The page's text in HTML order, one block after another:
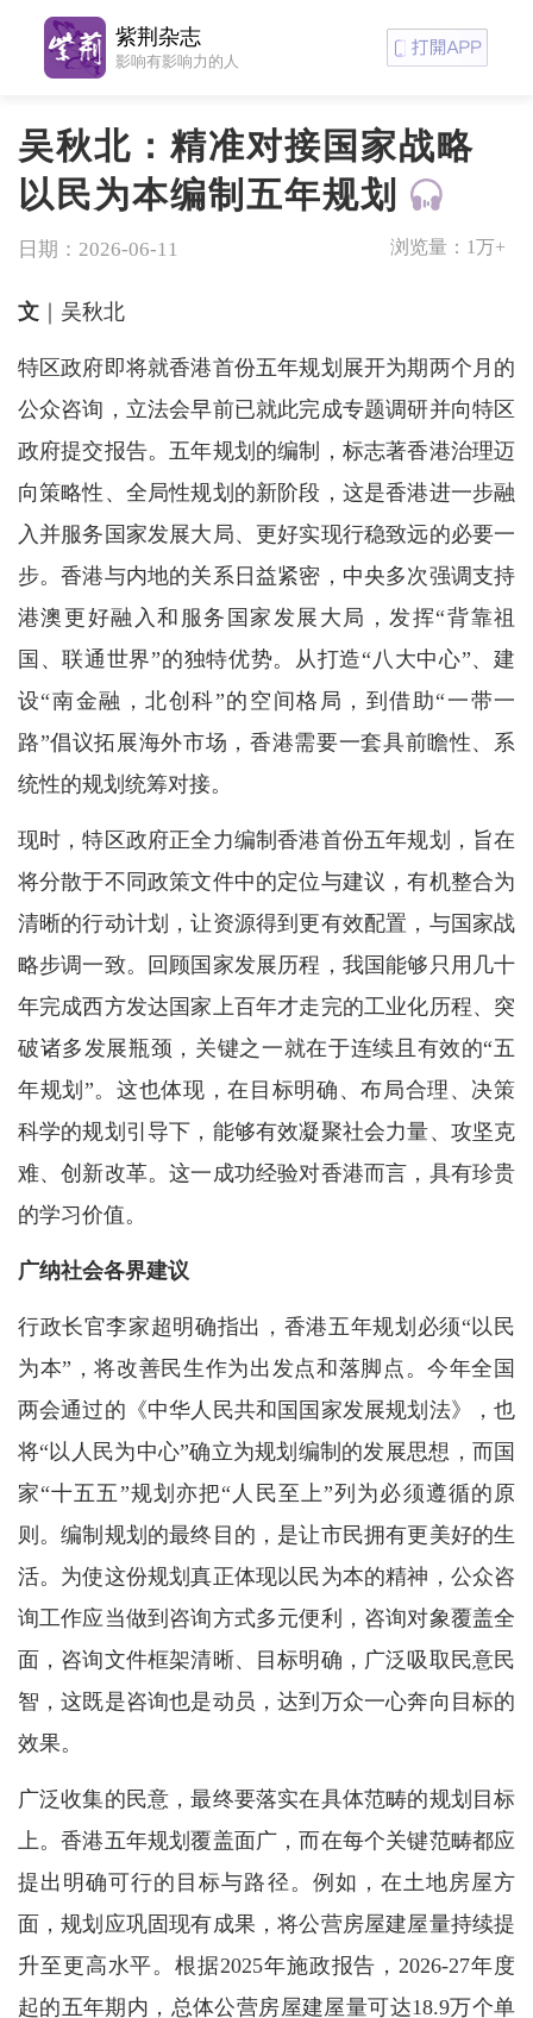
吴秋北：精准对接国家战略
以民为本编制五年规划
日期：2026-06-11 浏览量： 1万+
文｜吴秋北
特区政府即将就香港首份五年规划展开为期两个月的
公众咨询，立法会早前已就此完成专题调研并向特区
政府提交报告。五年规划的编制，标志著香港治理迈
向策略性、全局性规划的新阶段，这是香港进一步融
入并服务国家发展大局、更好实现行稳致远的必要一
步。香港与内地的关系日益紧密，中央多次强调支持
港澳更好融入和服务国家发展大局，发挥“背靠祖
国、联通世界”的独特优势。从打造“八大中心”、建
设“南金融，北创科”的空间格局，到借助“一带一
路”倡议拓展海外市场，香港需要一套具前瞻性、系
统性的规划统筹对接。
现时，特区政府正全力编制香港首份五年规划，旨在
将分散于不同政策文件中的定位与建议，有机整合为
清晰的行动计划，让资源得到更有效配置，与国家战
略步调一致。回顾国家发展历程，我国能够只用几十
年完成西方发达国家上百年才走完的工业化历程、突
破诸多发展瓶颈，关键之一就在于连续且有效的“五
年规划”。这也体现，在目标明确、布局合理、决策
科学的规划引导下，能够有效凝聚社会力量、攻坚克
难、创新改革。这一成功经验对香港而言，具有珍贵
的学习价值。
广纳社会各界建议
行政长官李家超明确指出，香港五年规划必须“以民
为本”，将改善民生作为出发点和落脚点。今年全国
两会通过的《中华人民共和国国家发展规划法》，也
将“以人民为中心”确立为规划编制的发展思想，而国
家“十五五”规划亦把“人民至上”列为必须遵循的原
则。编制规划的最终目的，是让市民拥有更美好的生
活。为使这份规划真正体现以民为本的精神，公众咨
询工作应当做到咨询方式多元便利，咨询对象覆盖全
面，咨询文件框架清晰、目标明确，广泛吸取民意民
智，这既是咨询也是动员，达到万众一心奔向目标的
效果。
广泛收集的民意，最终要落实在具体范畴的规划目标
上。香港五年规划覆盖面广，而在每个关键范畴都应
提出明确可行的目标与路径。例如，在土地房屋方
面，规划应巩固现有成果，将公营房屋建屋量持续提
升至更高水平。根据2025年施政报告，2026-27年度
起的五年期内，总体公营房屋建屋量可达18.9万个单
紫荆杂志
影响有影响力的人